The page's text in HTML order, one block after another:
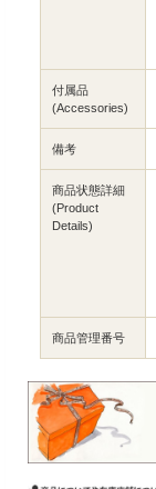
付属品
(Accessories)
備考
商品状態詳細
(Product
Details)
商品管理番号